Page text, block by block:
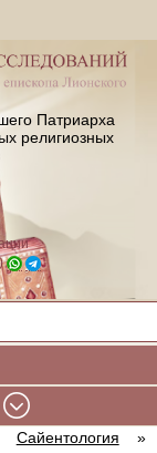
Патриарха
религиозных
Сайентология
»